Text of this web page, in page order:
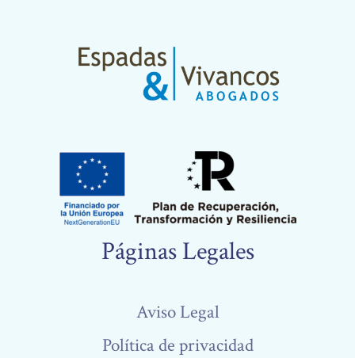
Páginas Legales
Aviso Legal
Política de privacidad